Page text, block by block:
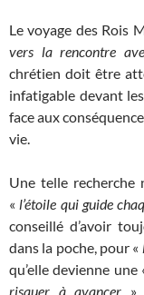
Le voyage des Rois
vers la rencontre
chrétien doit être
infatigable devant
face aux
vie.
Une telle recherche
« l’étoile qui guide
conseillé d’avoir
dans la poche, pour «
qu’elle devienne une
risquer à avancer »